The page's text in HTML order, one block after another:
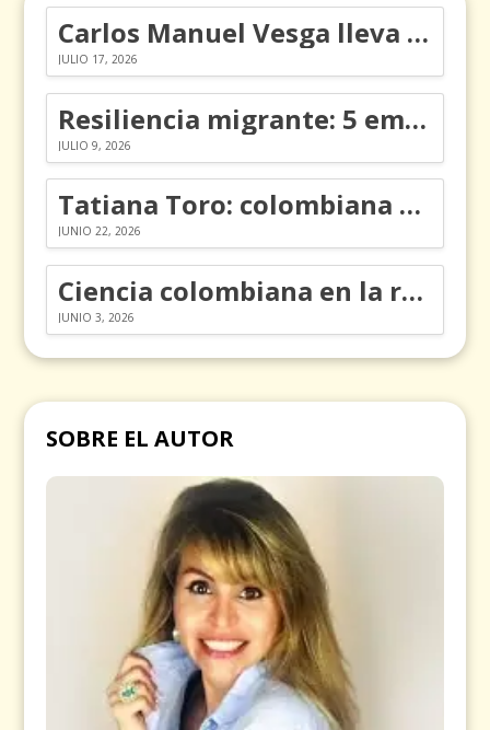
Carlos Manuel Vesga lleva el nombre de Colombia a los Emmy
JULIO 17, 2026
Resiliencia migrante: 5 emociones y cómo gestionarlas
JULIO 9, 2026
Tatiana Toro: colombiana que cambió la historia de las matemáticas
JUNIO 22, 2026
Ciencia colombiana en la revolución de los órganos en chips
JUNIO 3, 2026
SOBRE EL AUTOR